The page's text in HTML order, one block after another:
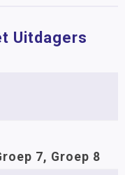
Uitdagers
7, Groep 8